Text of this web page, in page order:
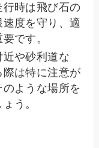
時は飛び石の
度を守り、適
です。
や砂利道な
際は特に注意が
ような場所を
う。